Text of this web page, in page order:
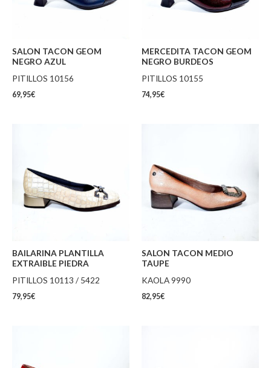
SALON TACON GEOM
NEGRO AZUL
PITILLOS 10156
69,95€
MERCEDITA TACON GEOM
NEGRO BURDEOS
PITILLOS 10155
74,95€
BAILARINA PLANTILLA
EXTRAIBLE PIEDRA
PITILLOS 10113 / 5422
79,95€
SALON TACON MEDIO
TAUPE
KAOLA 9990
82,95€